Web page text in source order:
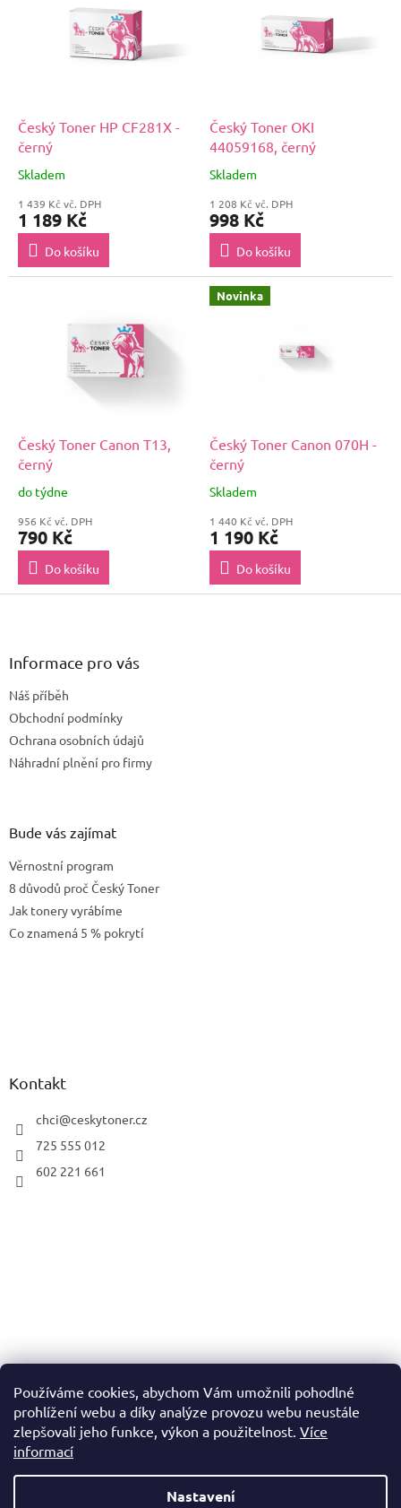
Používáme cookies, abychom Vám umožnili pohodlné
prohlížení webu a díky analýze provozu webu neustále
zlepšovali jeho funkce, výkon a použitelnost. Více
informací
Nastavení
Český Toner HP CF281X -
černý
Skladem
1 439 Kč vč. DPH
1 189 Kč
Do košíku
Český Toner OKI
44059168, černý
Skladem
1 208 Kč vč. DPH
998 Kč
Do košíku
Český Toner Canon T13,
černý
do týdne
956 Kč vč. DPH
790 Kč
Do košíku
Novinka
Český Toner Canon 070H -
černý
Skladem
1 440 Kč vč. DPH
1 190 Kč
Do košíku
Z
Informace pro vás
Náš příběh
Obchodní podmínky
Ochrana osobních údajů
Náhradní plnění pro firmy
Bude vás zajímat
Věrnostní program
8 důvodů proč Český Toner
Jak tonery vyrábíme
Co znamená 5 % pokrytí
Kontakt
chci@ceskytoner.cz
725 555 012
602 221 661
Vytvořil Shoptet